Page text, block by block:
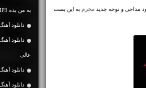
مداحی و نوحه جدید محرم به این پست به من بده MP3
دانلود
دانلود
عالی
دانلود آهنگ
دانلود آهنگ